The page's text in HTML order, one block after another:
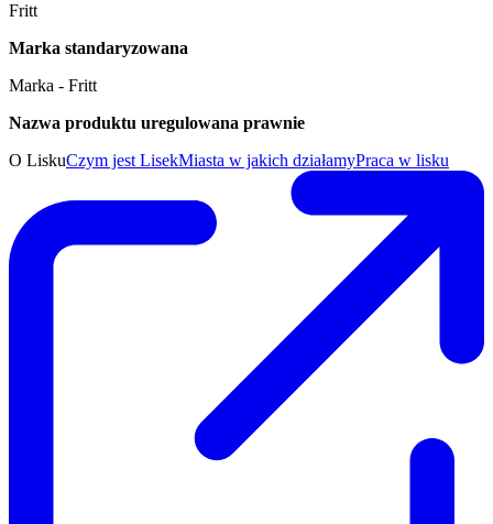
Fritt
Marka standaryzowana
Marka - Fritt
Nazwa produktu uregulowana prawnie
O LiskuCzym jest LisekMiasta w jakich działamyPraca w lisku